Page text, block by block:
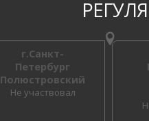
г.Санкт-
Петербург
Полюстровский
Не участвовал